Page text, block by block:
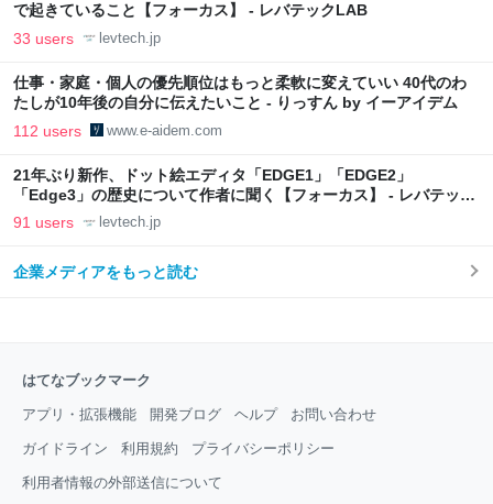
で起きていること【フォーカス】 - レバテックLAB
33 users levtech.jp
仕事・家庭・個人の優先順位はもっと柔軟に変えていい 40代のわ
たしが10年後の自分に伝えたいこと - りっすん by イーアイデム
112 users www.e-aidem.com
21年ぶり新作、ドット絵エディタ「EDGE1」「EDGE2」
「Edge3」の歴史について作者に聞く【フォーカス】 - レバテック
LAB
91 users levtech.jp
企業メディアをもっと読む
はてなブックマーク
アプリ・拡張機能 開発ブログ ヘルプ お問い合わせ
ガイドライン 利用規約 プライバシーポリシー
利用者情報の外部送信について